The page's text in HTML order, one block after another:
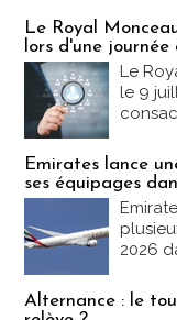
Le Royal
lors d'une
Le
le 9
Emirates lance
ses équipages
2026
Alternance : le